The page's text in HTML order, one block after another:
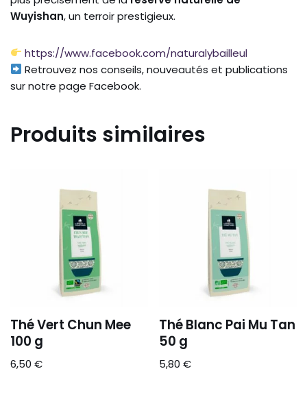
Wuyishan, un terroir prestigieux.
https://www.facebook.com/naturalybailleul
Retrouvez nos conseils, nouveautés et publications
sur notre page Facebook.
Produits similaires
Thé Vert Chun Mee
100 g
6,50 €
Thé Blanc Pai Mu Tan
50 g
5,80€